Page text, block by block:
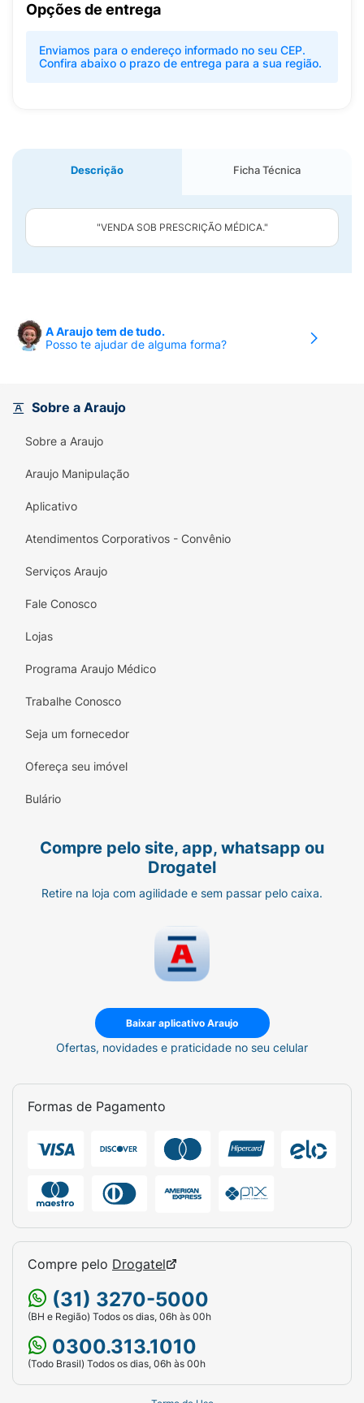
Opções de entrega
Enviamos para o endereço informado no seu CEP.
Confira abaixo o prazo de entrega para a sua região.
Descrição Ficha Técnica
"VENDA SOB PRESCRIÇÃO MÉDICA."
A Araujo tem de tudo.
Posso te ajudar de alguma forma?
Sobre a Araujo
Sobre a Araujo
Araujo Manipulação
Aplicativo
Atendimentos Corporativos - Convênio
Serviços Araujo
Fale Conosco
Lojas
Programa Araujo Médico
Trabalhe Conosco
Seja um fornecedor
Ofereça seu imóvel
Bulário
Compre pelo site, app, whatsapp ou
Drogatel
Retire na loja com agilidade e sem passar pelo caixa.
Baixar aplicativo Araujo
Ofertas, novidades e praticidade no seu celular
Formas de Pagamento
Compre pelo Drogatel
(31) 3270-5000
(BH e Região) Todos os dias, 06h às 00h
0300.313.1010
(Todo Brasil) Todos os dias, 06h às 00h